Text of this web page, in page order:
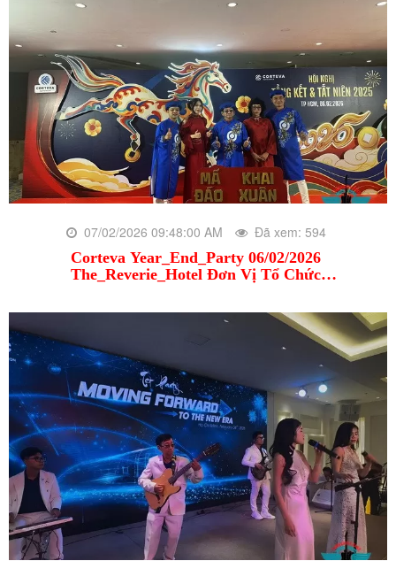
07/02/2026 09:48:00 AM Đã xem: 594
Corteva Year_End_Party 06/02/2026
The_Reverie_Hotel Đơn Vị Tổ Chức